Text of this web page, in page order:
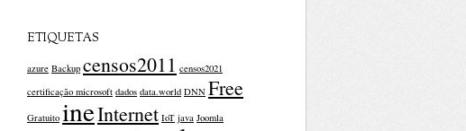
ETIQUETAS
azure Backup censos2011 censos2021
certificação microsoft dados data.world DNN Free
Gratuito ineInternet IoT java Joomla